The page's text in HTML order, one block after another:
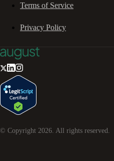
Terms of Service
Privacy Policy
© Copyright 2026 . All rights reserved.